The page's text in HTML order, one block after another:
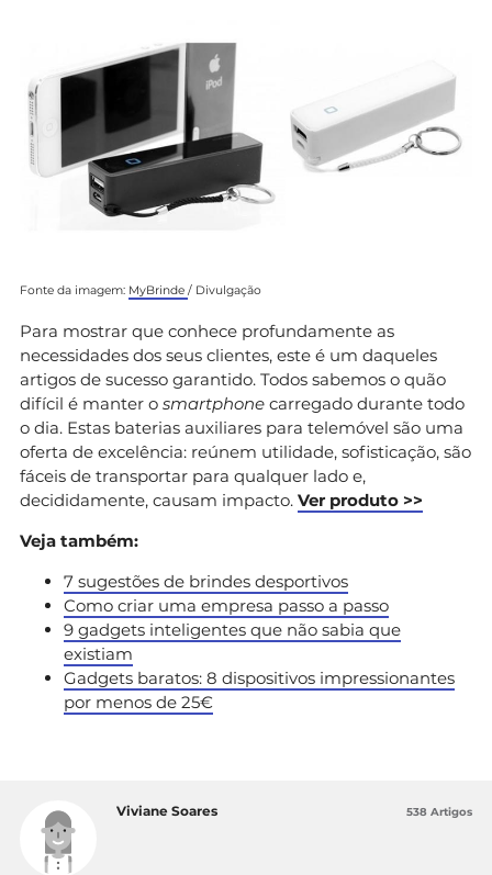
Fonte da imagem: MyBrinde / Divulgação
Para mostrar que conhece profundamente as
necessidades dos seus clientes, este é um daqueles
artigos de sucesso garantido. Todos sabemos o quão
difícil é manter o smartphone carregado durante todo
o dia. Estas baterias auxiliares para telemóvel são uma
oferta de excelência: reúnem utilidade, sofisticação, são
fáceis de transportar para qualquer lado e,
decididamente, causam impacto. Ver produto >>
Veja também:
7 sugestões de brindes desportivos
Como criar uma empresa passo a passo
9 gadgets inteligentes que não sabia que
existiam
Gadgets baratos: 8 dispositivos impressionantes
por menos de 25€
Viviane Soares 538 Artigos